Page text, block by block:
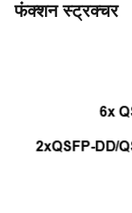
फंक्शन स्ट्रक्चर